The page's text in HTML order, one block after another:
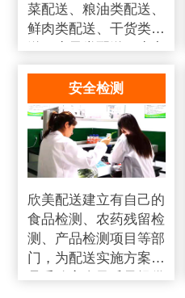
菜配送、粮油类配送、
鲜肉类配送、干货类配
送、水果类配送、水产
类配送、冻品类配送、
调味品配送、日用品类
配送、送熟食类配送
安全检测
欣美配送建立有自己的
食品检测、农药残留检
测、产品检测项目等部
门，为配送实施方案食
品采购安全及质量提供